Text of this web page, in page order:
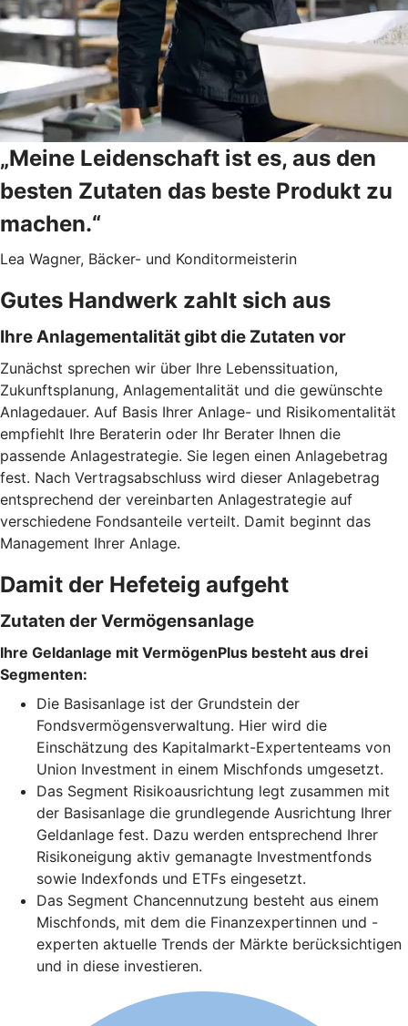
„Meine Leidenschaft ist es, aus den
besten Zutaten das beste Produkt zu
machen.“
Lea Wagner, Bäcker- und Konditormeisterin
Gutes Handwerk zahlt sich aus
Ihre Anlagementalität gibt die Zutaten vor
Zunächst sprechen wir über Ihre Lebenssituation,
Zukunftsplanung, Anlagementalität und die gewünschte
Anlagedauer. Auf Basis Ihrer Anlage- und Risikomentalität
empfiehlt Ihre Beraterin oder Ihr Berater Ihnen die
passende Anlagestrategie. Sie legen einen Anlagebetrag
fest. Nach Vertragsabschluss wird dieser Anlagebetrag
entsprechend der vereinbarten Anlagestrategie auf
verschiedene Fondsanteile verteilt. Damit beginnt das
Management Ihrer Anlage.
Damit der Hefeteig aufgeht
Zutaten der Vermögensanlage
Ihre Geldanlage mit VermögenPlus besteht aus drei
Segmenten:
Die Basisanlage ist der Grundstein der
Fondsvermögensverwaltung. Hier wird die
Einschätzung des Kapitalmarkt-Expertenteams von
Union Investment in einem Mischfonds umgesetzt.
Das Segment Risikoausrichtung legt zusammen mit
der Basisanlage die grundlegende Ausrichtung Ihrer
Geldanlage fest. Dazu werden entsprechend Ihrer
Risikoneigung aktiv gemanagte Investmentfonds
sowie Indexfonds und ETFs eingesetzt.
Das Segment Chancennutzung besteht aus einem
Mischfonds, mit dem die Finanzexpertinnen und -
experten aktuelle Trends der Märkte berücksichtigen
und in diese investieren.